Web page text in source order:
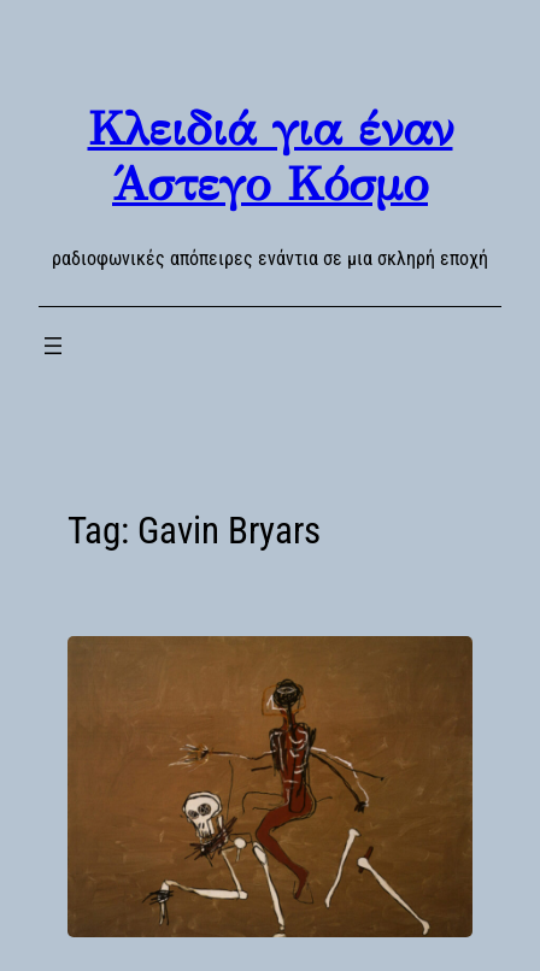
Κλειδιά για έναν
Άστεγο Κόσμο
ραδιοφωνικές απόπειρες ενάντια σε μια σκληρή εποχή
Tag: Gavin Bryars